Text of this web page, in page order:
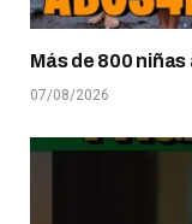
Más de 800
07/08/2026